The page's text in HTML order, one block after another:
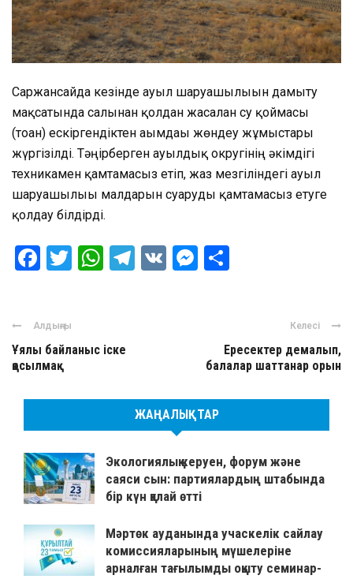
Саржансайда кезінде ауыл шаруашылығын дамыту
мақсатында салынған қолдан жасалған су қоймасы
(тоған) ескіргендіктен ағымдағы жөндеу жұмыстары
жүргізілді. Тәңірберген ауылдық округінің әкімдігі
техникамен қамтамасыз етіп, жаз мезгіліндегі ауыл
шаруашылығы малдарын суаруды қамтамасыз етуге
қолдау білдірді.
Facebook
Twitter
WhatsApp
Telegram
VK Messenger
Алдыңғы
Ұялы байланыс іске
қосылмақ
Келесі
Ересектер демалып,
балалар шаттанар орын
ЖАҢАЛЫҚТАР
Экологиялық керуен, форум және
саяси сын: партиялардың штабында
бір күн қалай өтті
Мәртөк ауданында учаскелік сайлау
комиссияларының мүшелеріне
арналған тағылымды оқыту семинар-